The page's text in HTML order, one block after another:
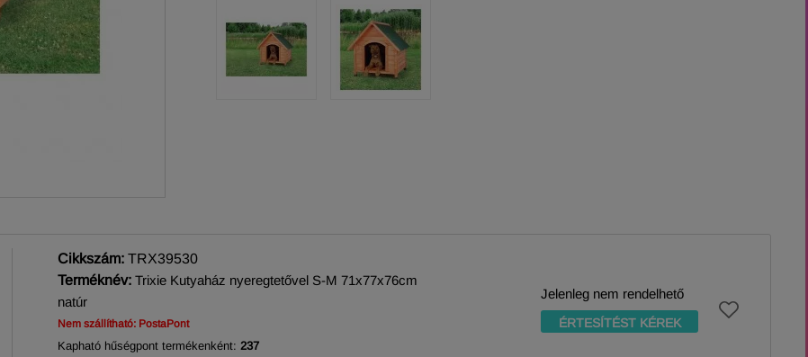
Cikkszám: TRX39530
Terméknév: Trixie Kutyaház nyeregtetővel S-M 71x77x76cm
natúr
Nem szállítható: PostaPont
Kapható hűségpont termékenként: 237
Jelenleg nem rendelhető
ÉRTESÍTÉST KÉREK